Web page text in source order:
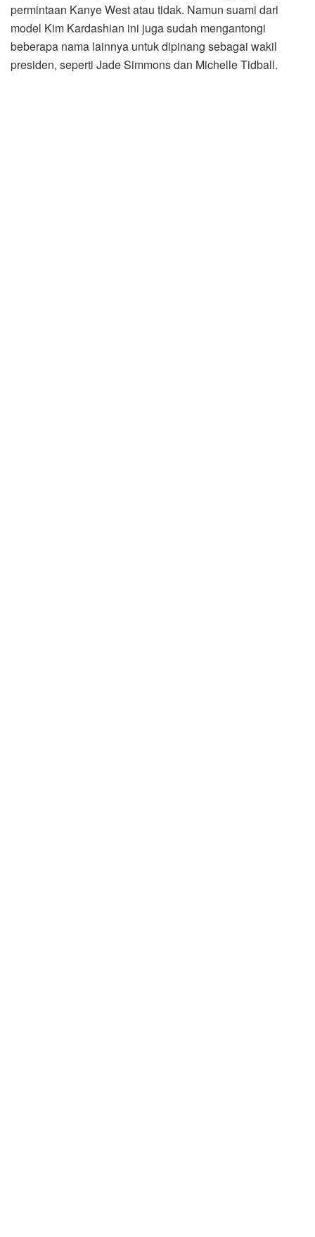
permintaan Kanye West atau tidak. Namun suami dari
model Kim Kardashian ini juga sudah mengantongi
beberapa nama lainnya untuk dipinang sebagai wakil
presiden, seperti Jade Simmons dan Michelle Tidball.